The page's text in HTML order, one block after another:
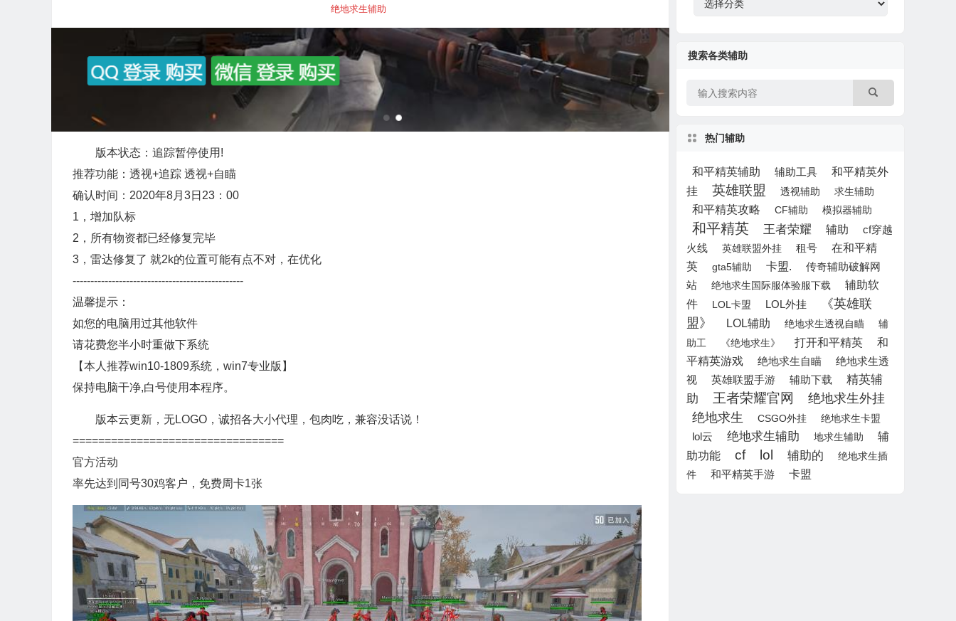
绝地求生辅助
版本状态：追踪暂停使用!
推荐功能：透视+追踪 透视+自瞄
确认时间：2020年8月3日23：00
1，增加队标
2，所有物资都已经修复完毕
3，雷达修复了 就2k的位置可能有点不对，在优化
------------------------------------------------
温馨提示：
如您的电脑用过其他软件
请花费您半小时重做下系统
【本人推荐win10-1809系统，win7专业版】
保持电脑干净,白号使用本程序。
版本云更新，无LOGO，诚招各大小代理，包肉吃，兼容没话说！
=================================
官方活动
率先达到同号30鸡客户，免费周卡1张
搜索各类辅助
热门辅助
和平精英辅助 辅助工具
和平精英外
挂
英雄联盟 透视辅助 求生辅助
和平精英攻略 CF辅助 模拟器辅助
和平精英 王者荣耀 辅助
cf穿越
火线
英雄联盟外挂 租号
在和平精
英
gta5辅助 卡盟.
传奇辅助破解网
站
绝地求生国际服体验服下载
辅助软
件
LOL卡盟 LOL外挂
《英雄联
盟》
LOL辅助 绝地求生透视自瞄
辅
助工
《绝地求生》 打开和平精英
和
平精英游戏
绝地求生自瞄
绝地求生透
视
英雄联盟手游 辅助下载
精英辅
助
王者荣耀官网
绝地求生外挂
绝地求生
CSGO外挂 绝地求生卡盟
lol云 绝地求生辅助 地求生辅助
辅
助功能
cf lol 辅助的
绝地求生插
件
和平精英手游 卡盟